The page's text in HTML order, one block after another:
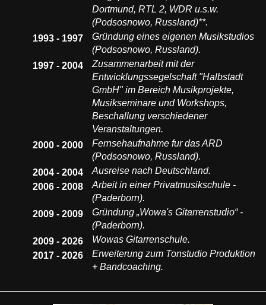
Dortmund, RTL 2, WDR u.s.w.
(Podsosnowo, Russland)**.
1993 - 1997
Gründung eines eigenen Musikstudios
(Podsosnowo, Russland).
1997 - 2004
Zusammenarbeit mit der
Entwicklungssegelschaft "Halbstadt
GmbH" im Bereich Musikprojekte,
Musikseminare und Workshops,
Beschallung verschiedener
Veranstaltungen.
2000 - 2000
Fernsehaufnahme fur das ARD
(Podsosnowo, Russland).
2004 - 2004
Ausreise nach Deutschland.
2006 - 2008
Arbeit in einer Privatmusikschule -
(Paderborn).
2009 - 2009
Gründung „Wowa's Gitarrenstudio“ -
(Paderborn).
2009 - 2026
Wowas Gitarrenschule.
2017 - 2026
Erweiterung zum Tonstudio Produktion
+ Bandcoaching.